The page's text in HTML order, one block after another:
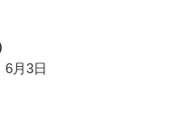
6月3日